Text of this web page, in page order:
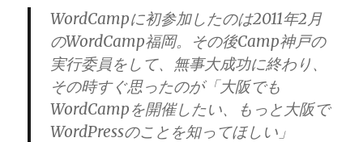
WordCampに初参加したのは2011年2月
のWordCamp福岡。その後Camp神戸の
実行委員をして、無事大成功に終わり、
その時すぐ思ったのが「大阪でも
WordCampを開催したい、もっと大阪で
WordPressのことを知ってほしい」